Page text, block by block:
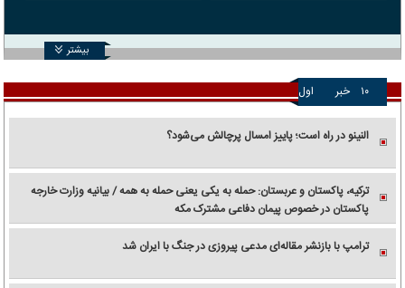
بیشتر
۱۰ خبر اول
النینو در راه است؛ پاییز امسال پرچالش می‌شود؟
ترکیه، پاکستان و عربستان: حمله به یکی یعنی حمله به همه / بیانیه وزارت خارجه
پاکستان در خصوص پیمان دفاعی مشترک مکه
ترامپ با بازنشر مقاله‌ای مدعی پیروزی در جنگ با ایران شد